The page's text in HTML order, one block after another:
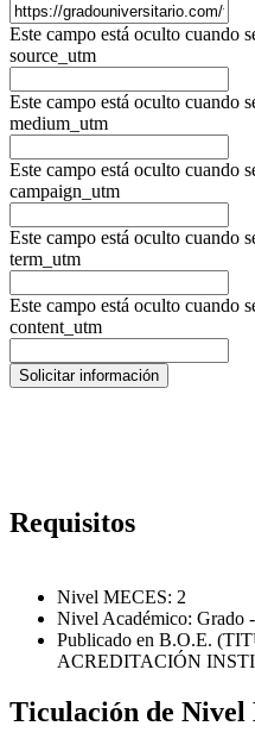
Este campo está oculto cuando
source_utm
Este campo está oculto cuando
medium_utm
Este campo está oculto cuando
campaign_utm
Este campo está oculto cuando
term_utm
Este campo está oculto cuando
content_utm
Requisitos
Nivel MECES: 2
Nivel Académico: Grado
Publicado en B.O.E.
ACREDITACIÓN
Ticulación de Nivel